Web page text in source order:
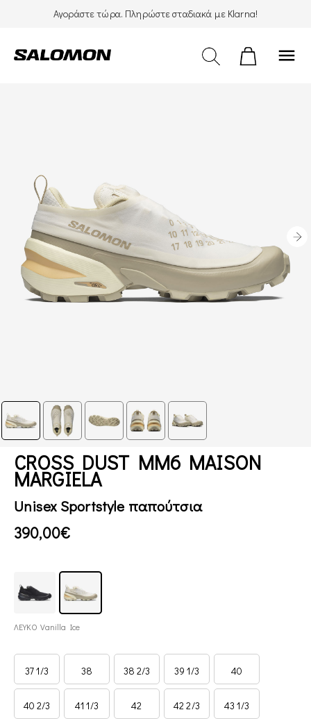
Αγοράστε τώρα. Πληρώστε σταδιακά με Klarna!
menu
CROSS DUST MM6 MAISON
MARGIELA
Unisex Sportstyle παπούτσια
390,00€
ΛΕΥΚΟ Vanilla Ice
37 1/3 38 38 2/3 39 1/3 40
40 2/3 41 1/3 42 42 2/3 43 1/3